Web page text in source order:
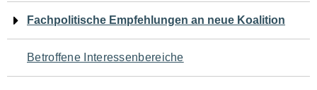
Navigation
für
den
Fachpolitische Empfehlungen an neue Koalition
Betroffene Interessenbereiche